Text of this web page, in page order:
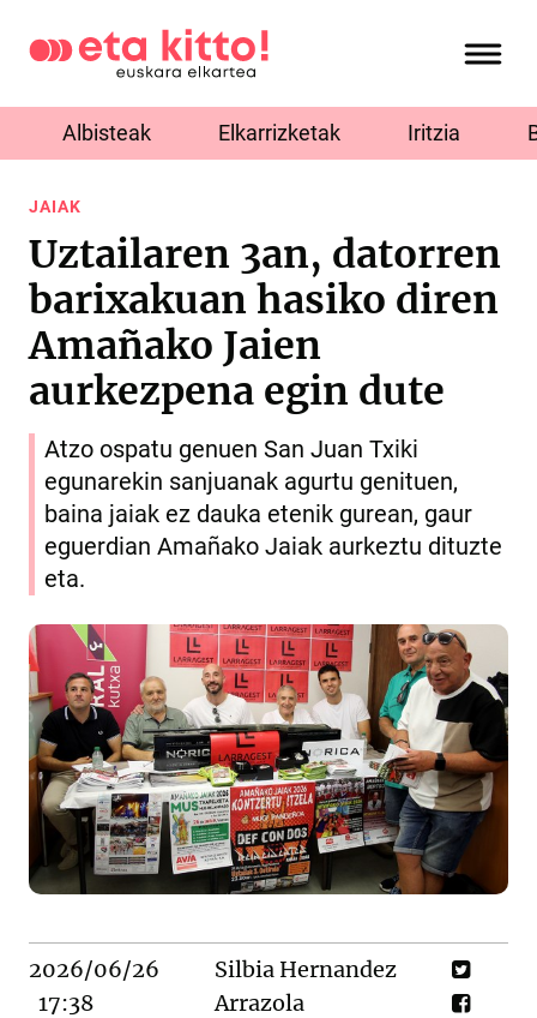
Albisteak Elkarrizketak Iritzia
JAIAK
Uztailaren 3an, datorren
barixakuan hasiko diren
Amañako Jaien
aurkezpena egin dute
Atzo ospatu genuen San Juan Txiki
egunarekin sanjuanak agurtu genituen,
baina jaiak ez dauka etenik gurean, gaur
eguerdian Amañako Jaiak aurkeztu dituzte
eta.
2026/06/26
17:38
Silbia Hernandez
Arrazola